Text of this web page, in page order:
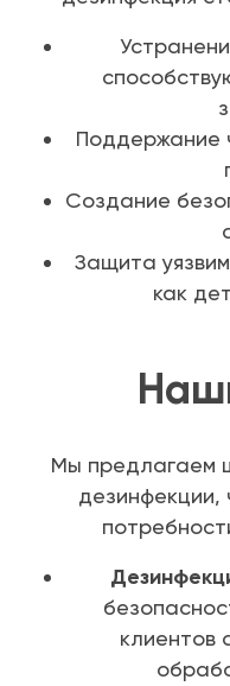
Поддержание
Создание
Защита
как
Мы предлагаем
дезинфекции,
клиентов